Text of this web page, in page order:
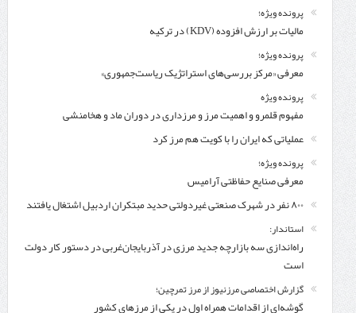
پرونده ویژه؛
مالیات بر ارزش افزوده (KDV) در ترکیه
پرونده ویژه؛
معرفی «مرکز بررسی‌های استراتژیک ریاست‌جمهوری»
پرونده ویژه
مفهوم قلمرو و اهمیت مرز و مرزداری در دوران ماد و هخامنشی
عملیاتی که ایران را با کویت هم مرز کرد
پرونده ویژه؛
معرفی صنایع حفاظتی آرامیس
۸۰۰ نفر در شهرک صنعتی غیردولتی حدید مبتکران اردبیل اشتغال یافتند
استاندار:
راه‌اندازی سه بازارچه جدید مرزی در آذربایجان‌غربی در دستور کار دولت
است
گزارش اختصاصی مرزنیوز از مرز تمرچین؛
گوشه‌ای از اقدامات همراه اول در یکی از مرزهای کشور